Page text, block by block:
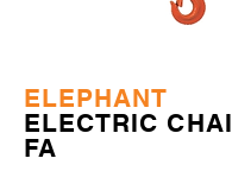
ELEPHANT
ELECTRIC
FA